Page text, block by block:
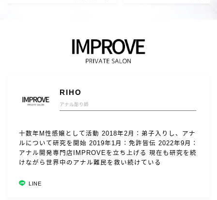
RIHO
アナル彫り師
十数年M性感嬢として活動 2018年2月：弟子入りし、アナ
ルについて研究を開始 2019年1月：免許皆伝 2022年9月：
アナル開発専門店IMPROVEを立ち上げる 現在も研究を続
けながら世界中のアナル難民を救い続けている
LINE